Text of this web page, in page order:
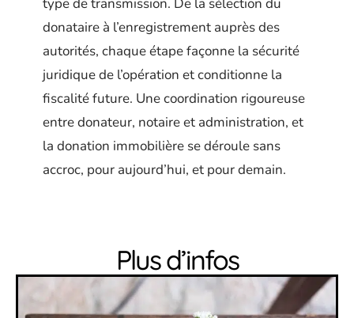
donataire à l’enregistrement auprès des
autorités, chaque étape façonne la sécurité
juridique de l’opération et conditionne la
fiscalité future. Une coordination rigoureuse
entre donateur, notaire et administration, et
la donation immobilière se déroule sans
accroc, pour aujourd’hui, et pour demain.
Plus d’infos